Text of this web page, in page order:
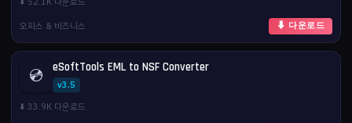
오피스 & 비즈니스
⬇ 다운로드
💿 eSoftTools EML to NSF Converter
v3.5
⬇️ 33.9K 다운로드